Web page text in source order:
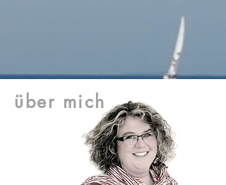
über mich